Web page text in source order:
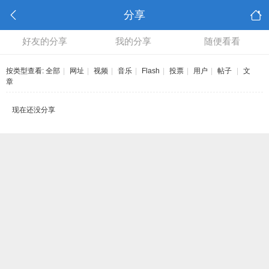
分享
好友的分享 我的分享 随便看看
按类型查看: 全部 网址 视频 音乐 Flash 投票 用户 帖子
文
章
现在还没分享